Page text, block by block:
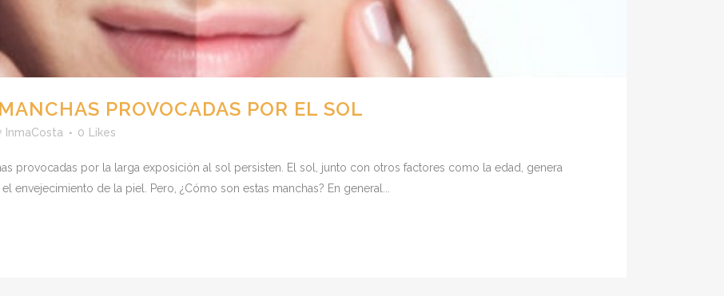
PROVOCADAS POR EL SOL
InmaCosta 0 Likes
provocadas por la larga exposición al sol persisten. El sol, junto con otros factores como la edad, genera
envejecimiento de la piel. Pero, ¿Cómo son estas manchas? En general...